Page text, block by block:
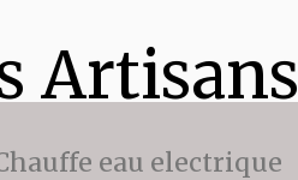
Artisans
eau electrique